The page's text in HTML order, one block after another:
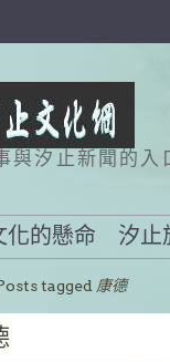
與汐止新聞的入
化的懸命 汐止
tagged 康德